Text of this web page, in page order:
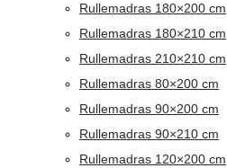
Rullemadras 180×200 cm
Rullemadras 180×210 cm
Rullemadras 210×210 cm
Rullemadras 80×200 cm
Rullemadras 90×200 cm
Rullemadras 90×210 cm
Rullemadras 120×200 cm